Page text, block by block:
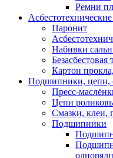
Ремни
Паронит
Набивки
Безасбестовая
Картон
Подшипники, цепи,
Пресс-
Цепи
Смазки, клеи,
Подшипники